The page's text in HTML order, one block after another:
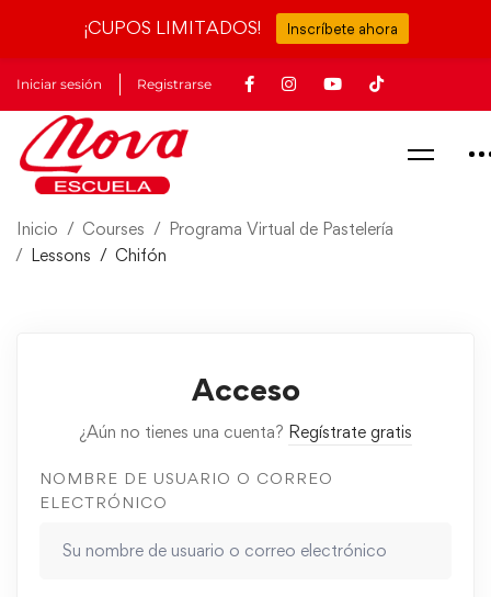
Iniciar sesión Registrarse
Inicio Courses
Programa Virtual de Pastelería
Lessons
Chifón
Acceso
¿Aún no tienes una cuenta? Regístrate gratis
NOMBRE DE USUARIO O CORREO
ELECTRÓNICO
¡CUPOS LIMITADOS! Inscríbete ahora